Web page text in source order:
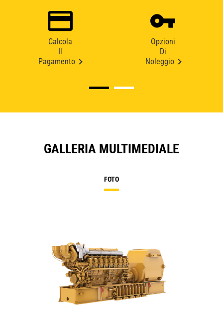
Calcola
Pagamento
Opzioni
Di
Noleggio
GALLERIA MULTIMEDIALE
FOTO